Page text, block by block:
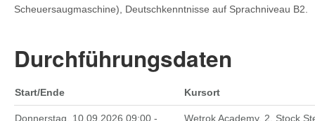
Scheuersaugmaschine), Deutschkenntnisse auf Sprachniveau B2.
Durchführungsdaten
Start/Ende Kursort
Donnerstag, 10.09.2026 09:00 -
Wetrok Academy, 2. Stock